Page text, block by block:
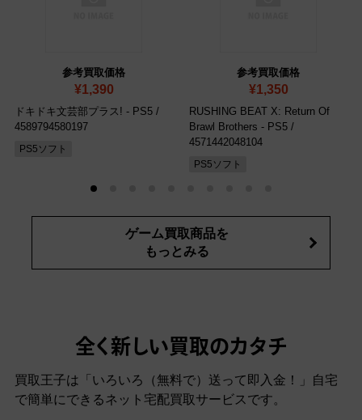
参考買取価格
¥1,390
ドキドキ文芸部プラス! - PS5 /
4589794580197
PS5ソフト
参考買取価格
¥1,350
RUSHING BEAT X: Return Of
Brawl Brothers - PS5 /
4571442048104
PS5ソフト
ゲーム買取商品を
もっとみる
全く新しい買取のカタチ
買取王子は「いろいろ（無料で）送って即入金！」自宅
で簡単にできるネット宅配買取サービスです。